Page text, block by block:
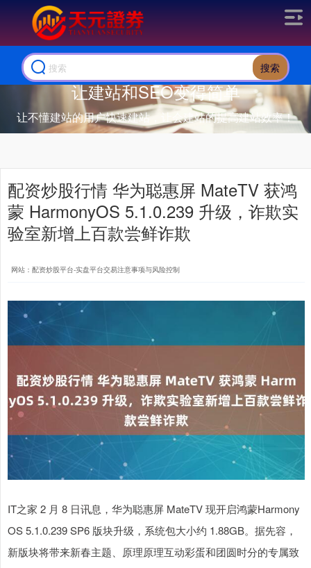
搜索
让建站和SEO变得简单
让不懂建站的用户快速建站，让会建站的提高建站效率！
配资炒股行情 华为聪惠屏 MateTV 获鸿
蒙 HarmonyOS 5.1.0.239 升级，诈欺实
验室新增上百款尝鲜诈欺
网站：配资炒股平台-实盘平台交易注意事项与风险控制
IT之家 2 月 8 日讯息，华为聪惠屏 MateTV 现开启鸿蒙Harmony
OS 5.1.0.239 SP6 版块升级，系统包大小约 1.88GB。据先容，
新版块将带来新春主题、原理原理互动彩蛋和团圆时分的专属致